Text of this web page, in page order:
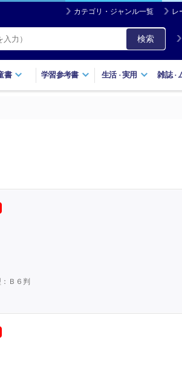
カテゴリ・ジャンル一覧 レ
検索
書 学習参考書 生活・実用 雑誌・
Ｂ６判